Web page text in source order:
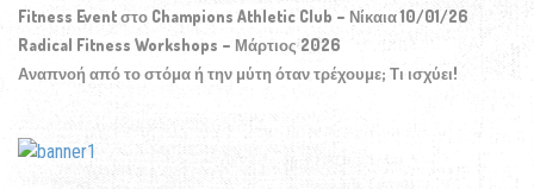
Fitness Event στο Champions Athletic Club – Νίκαια 10/01/26
Radical Fitness Workshops – Μάρτιος 2026
Αναπνοή από το στόμα ή την μύτη όταν τρέχουμε; Τι ισχύει!